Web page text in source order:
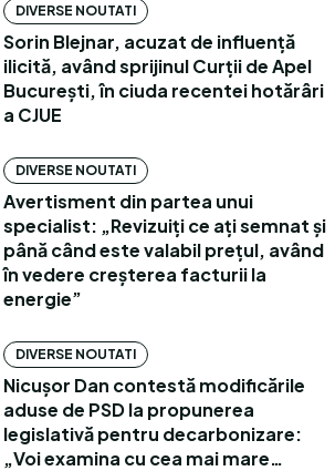
DIVERSE NOUTATI
Sorin Blejnar, acuzat de influență
ilicită, având sprijinul Curții de Apel
București, în ciuda recentei hotărâri
a CJUE
DIVERSE NOUTATI
Avertisment din partea unui
specialist: „Revizuiți ce ați semnat și
până când este valabil prețul, având
în vedere creșterea facturii la
energie”
DIVERSE NOUTATI
Nicușor Dan contestă modificările
aduse de PSD la propunerea
legislativă pentru decarbonizare:
„Voi examina cu cea mai mare…